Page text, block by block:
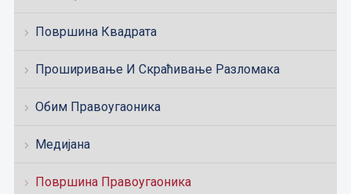
Површина Квадрата
Проширивање И Скраћивање Разломака
Обим Правоугаоника
Медијана
Површина Правоугаоника